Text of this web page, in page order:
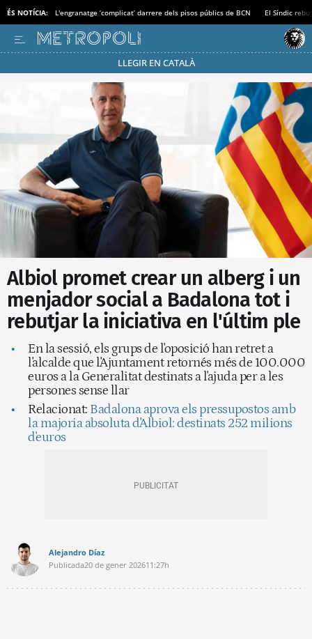
ÉS NOTÍCIA: L'engranatge ‘complicat’ darrere dels pisos públics de BCN El Síndic
LLEGIR EN CATALÀ
Passa’t al mode estalvi
Albiol promet crear un alberg i un
menjador social a Badalona tot i
rebutjar la iniciativa en l'últim ple
En la sessió, els grups de l'oposició han retret a
l'alcalde que l'Ajuntament retornés més de 100.000
euros a la Generalitat destinats a l'ajuda per a les
persones sense llar
Relacionat: Badalona aprova els pressupostos amb
la majoria absoluta d'Albiol: destinats 252 milions
d'euros
Alejandro Díaz
Publicada20 de gener 202611:27h